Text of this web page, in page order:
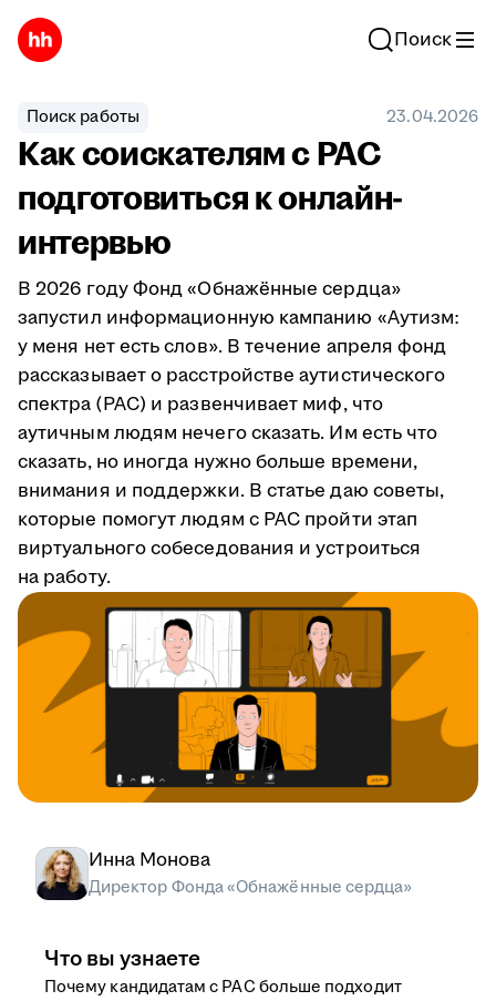
Поиск
Поиск работы 23.04.2026
Как соискателям с РАС
подготовиться к онлайн-
интервью
В 2026 году Фонд «Обнажённые сердца»
запустил информационную кампанию «Аутизм:
у меня нет есть слов». В течение апреля фонд
рассказывает о расстройстве аутистического
спектра (РАС) и развенчивает миф, что
аутичным людям нечего сказать. Им есть что
сказать, но иногда нужно больше времени,
внимания и поддержки. В статье даю советы,
которые помогут людям с РАС пройти этап
виртуального собеседования и устроиться
на работу.
Инна Монова
Директор Фонда «Обнажённые сердца»
Что вы узнаете
Почему кандидатам с РАС больше подходит